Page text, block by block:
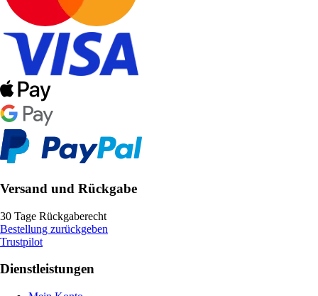
Versand und Rückgabe
30 Tage Rückgaberecht
Bestellung zurückgeben
Trustpilot
Dienstleistungen